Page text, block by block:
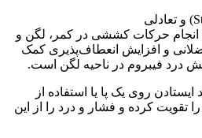
حرکات کششی در کمر، لگن و
و افزایش انعطاف‌پذیری کمک
درد فیبروم در ناحیه لگن است.
روی یک پا یا استفاده از
تقویت کرده و فشار و درد را از این